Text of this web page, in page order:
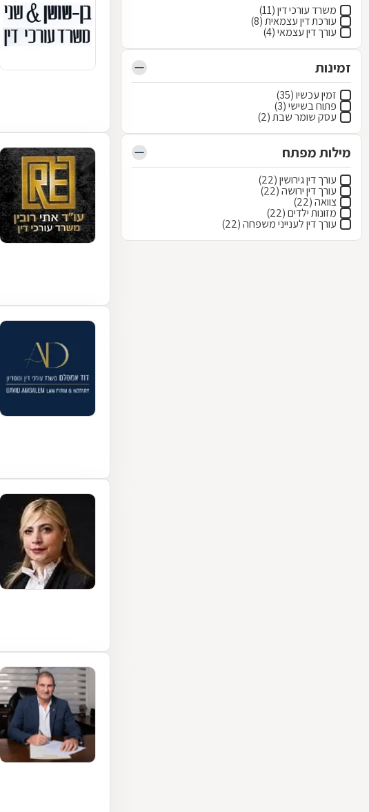
משרד עורכי דין (11)
עורכת דין עצמאית (8)
עורך דין עצמאי (4)
זמינות
זמין עכשיו (35)
פתוח בשישי (3)
עסק שומר שבת (2)
מילות מפתח
עורך דין גירושין (22)
עורך דין ירושה (22)
צוואה (22)
מזונות ילדים (22)
עורך דין לענייני משפחה (22)